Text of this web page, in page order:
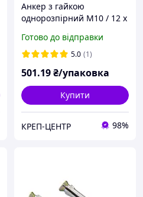
Анкер з гайкою
однорозпірний M10 / 12 х
Готово до відправки
5.0 (1)
501.19₴/упаковка
Купити
КРЕП-ЦЕНТР 98%